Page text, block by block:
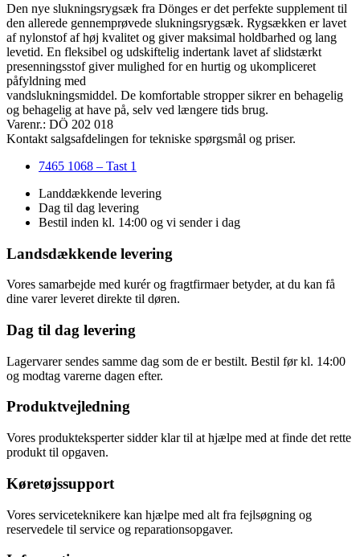
Den nye slukningsrygsæk fra Dönges er det perfekte supplement til
den allerede gennemprøvede slukningsrygsæk. Rygsækken er lavet
af nylonstof af høj kvalitet og giver maksimal holdbarhed og lang
levetid. En fleksibel og udskiftelig indertank lavet af slidstærkt
presenningsstof giver mulighed for en hurtig og ukompliceret
påfyldning med
vandslukningsmiddel. De komfortable stropper sikrer en behagelig
og behagelig at have på, selv ved længere tids brug.
Varenr.: DÖ 202 018
Kontakt salgsafdelingen for tekniske spørgsmål og priser.
7465 1068 – Tast 1
Landdækkende levering
Dag til dag levering
Bestil inden kl. 14:00 og vi sender i dag
Landsdækkende levering
Vores samarbejde med kurér og fragtfirmaer betyder, at du kan få
dine varer leveret direkte til døren.
Dag til dag levering
Lagervarer sendes samme dag som de er bestilt. Bestil før kl. 14:00
og modtag varerne dagen efter.
Produktvejledning
Vores produkteksperter sidder klar til at hjælpe med at finde det rette
produkt til opgaven.
Køretøjssupport
Vores serviceteknikere kan hjælpe med alt fra fejlsøgning og
reservedele til service og reparationsopgaver.